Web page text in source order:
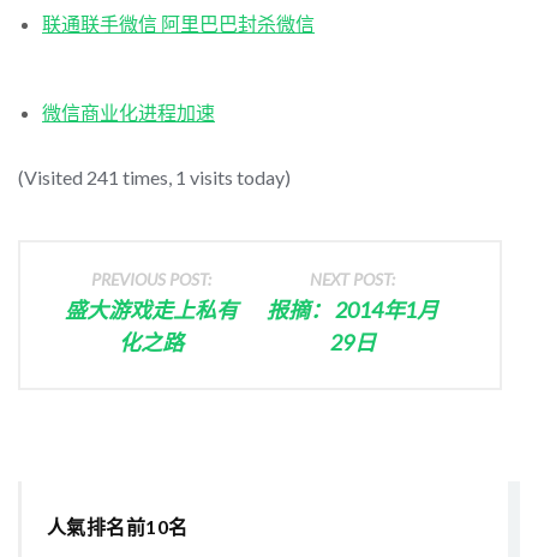
联通联手微信 阿里巴巴封杀微信
微信商业化进程加速
(Visited 241 times, 1 visits today)
PREVIOUS POST:
盛大游戏走上私有
化之路
NEXT POST:
报摘： 2014年1月
29日
人氣排名前10名